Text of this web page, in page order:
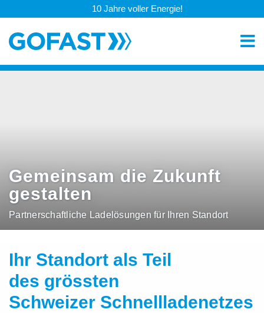
10 Jahre voller Energie!
Gemeinsam die Zukunft
gestalten
Partnerschaftliche Ladelösungen für Ihren Standort
Ihr Standort als Teil
des grössten
Schweizer Schnellladenetzes